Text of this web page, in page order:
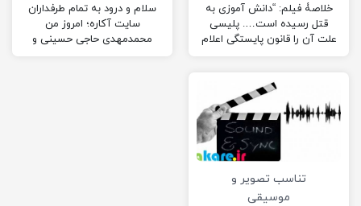
خلاصۀ فیلم: “دانش آموزی به
قتل رسیده است…. پلیسی
علت آن را قانون پایستگی اعلام
سلام و درود به تمام طرفداران
سایت آکاره؛ امروز من
محمدمهدی حاجی حسینی و
تناسب تصویر و
موسیقی